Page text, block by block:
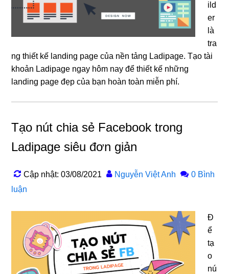
ild
er
là
tra
ng thiết kế landing page của nền tảng Ladipage. Tạo tài
khoản Ladipage ngay hôm nay để thiết kế những
landing page đẹp của bạn hoàn toàn miễn phí.
Tạo nút chia sẻ Facebook trong
Ladipage siêu đơn giản
Cập nhật: 03/08/2021 Nguyễn Việt Anh
0 Bình
luận
Đ
ể
tạ
o
nú